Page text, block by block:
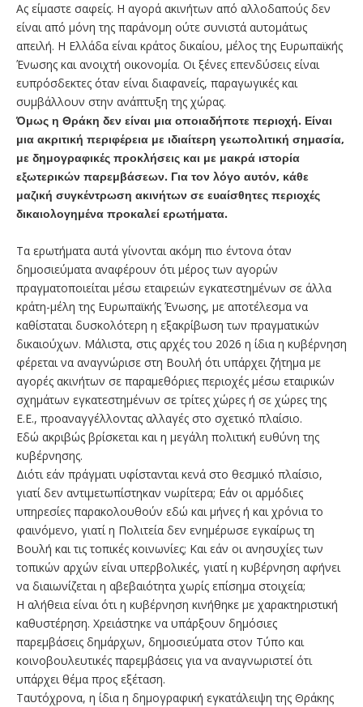
Ας είμαστε σαφείς. Η αγορά ακινήτων από αλλοδαπούς δεν
είναι από μόνη της παράνομη ούτε συνιστά αυτομάτως
απειλή. Η Ελλάδα είναι κράτος δικαίου, μέλος της Ευρωπαϊκής
Ένωσης και ανοιχτή οικονομία. Οι ξένες επενδύσεις είναι
ευπρόσδεκτες όταν είναι διαφανείς, παραγωγικές και
συμβάλλουν στην ανάπτυξη της χώρας.
Όμως η Θράκη δεν είναι μια οποιαδήποτε περιοχή. Είναι
μια ακριτική περιφέρεια με ιδιαίτερη γεωπολιτική σημασία,
με δημογραφικές προκλήσεις και με μακρά ιστορία
εξωτερικών παρεμβάσεων. Για τον λόγο αυτόν, κάθε
μαζική συγκέντρωση ακινήτων σε ευαίσθητες περιοχές
δικαιολογημένα προκαλεί ερωτήματα.
Τα ερωτήματα αυτά γίνονται ακόμη πιο έντονα όταν
δημοσιεύματα αναφέρουν ότι μέρος των αγορών
πραγματοποιείται μέσω εταιρειών εγκατεστημένων σε άλλα
κράτη-μέλη της Ευρωπαϊκής Ένωσης, με αποτέλεσμα να
καθίσταται δυσκολότερη η εξακρίβωση των πραγματικών
δικαιούχων. Μάλιστα, στις αρχές του 2026 η ίδια η κυβέρνηση
φέρεται να αναγνώρισε στη Βουλή ότι υπάρχει ζήτημα με
αγορές ακινήτων σε παραμεθόριες περιοχές μέσω εταιρικών
σχημάτων εγκατεστημένων σε τρίτες χώρες ή σε χώρες της
Ε.Ε., προαναγγέλλοντας αλλαγές στο σχετικό πλαίσιο.
Εδώ ακριβώς βρίσκεται και η μεγάλη πολιτική ευθύνη της
κυβέρνησης.
Διότι εάν πράγματι υφίστανται κενά στο θεσμικό πλαίσιο,
γιατί δεν αντιμετωπίστηκαν νωρίτερα; Εάν οι αρμόδιες
υπηρεσίες παρακολουθούν εδώ και μήνες ή και χρόνια το
φαινόμενο, γιατί η Πολιτεία δεν ενημέρωσε εγκαίρως τη
Βουλή και τις τοπικές κοινωνίες; Και εάν οι ανησυχίες των
τοπικών αρχών είναι υπερβολικές, γιατί η κυβέρνηση αφήνει
να διαιωνίζεται η αβεβαιότητα χωρίς επίσημα στοιχεία;
Η αλήθεια είναι ότι η κυβέρνηση κινήθηκε με χαρακτηριστική
καθυστέρηση. Χρειάστηκε να υπάρξουν δημόσιες
παρεμβάσεις δημάρχων, δημοσιεύματα στον Τύπο και
κοινοβουλευτικές παρεμβάσεις για να αναγνωριστεί ότι
υπάρχει θέμα προς εξέταση.
Ταυτόχρονα, η ίδια η δημογραφική εγκατάλειψη της Θράκης